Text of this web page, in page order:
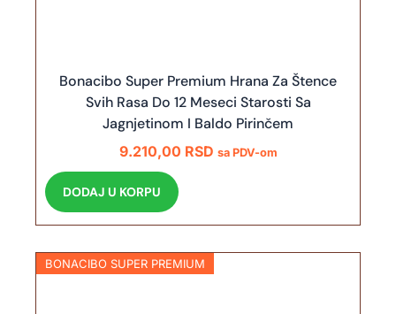
Bonacibo Super Premium Hrana Za Štence
Svih Rasa Do 12 Meseci Starosti Sa
Jagnjetinom I Baldo Pirinčem
9.210,00 RSD sa PDV-om
DODAJ U KORPU
BONACIBO SUPER PREMIUM